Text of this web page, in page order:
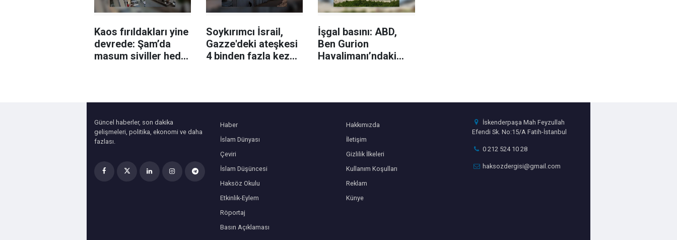
Kaos fırıldakları yine
devrede: Şam’da
masum siviller hedef
Soykırımcı İsrail,
Gazze'deki ateşkesi
4 binden fazla kez
İşgal basını: ABD,
Ben Gurion
Havalimanı’ndaki
Güncel haberler, son dakika
gelişmeleri, politika, ekonomi ve daha
fazlası.
Haber
İslam Dünyası
Çeviri
İslam Düşüncesi
Haksöz Okulu
Etkinlik-Eylem
Röportaj
Basın Açıklaması
Hakkımızda
İletişim
Gizlilik İlkeleri
Kullanım Koşulları
Reklam
Künye
İskenderpaşa Mah Feyzullah
Efendi Sk. No:15/A Fatih-İstanbul
0 212 524 10 28
haksozdergisi@gmail.com